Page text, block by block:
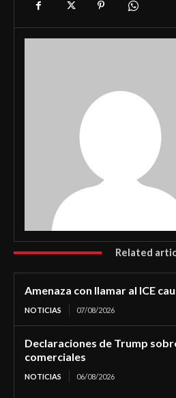
Related
Amenaza con llamar al ICE
NOTICIAS 07/08/2026
Declaraciones de Trump
comerciales
NOTICIAS 06/08/2026